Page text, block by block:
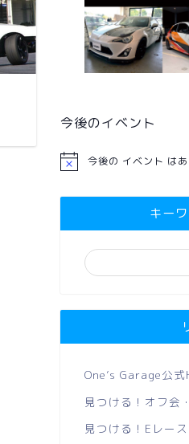
今後のイベント
今後の イベント はあ
キー
One’s Garage公式
見つける！オフ会
見つける！Eレー